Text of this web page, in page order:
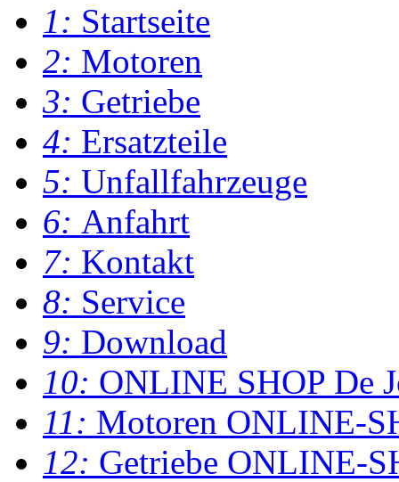
1: Startseite
2: Motoren
3: Getriebe
4: Ersatzteile
5: Unfallfahrzeuge
6: Anfahrt
7: Kontakt
8: Service
9: Download
10: ONLINE SHOP De
11: Motoren ONLINE-
12: Getriebe ONLINE-